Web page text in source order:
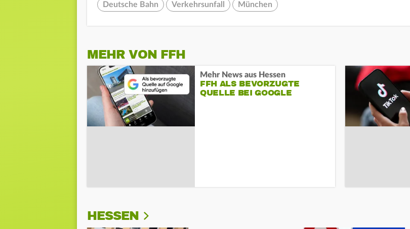
Deutsche Bahn Verkehrsunfall München
MEHR VON FFH
Mehr News aus Hessen
FFH ALS BEVORZUGTE
QUELLE BEI GOOGLE
HESSEN